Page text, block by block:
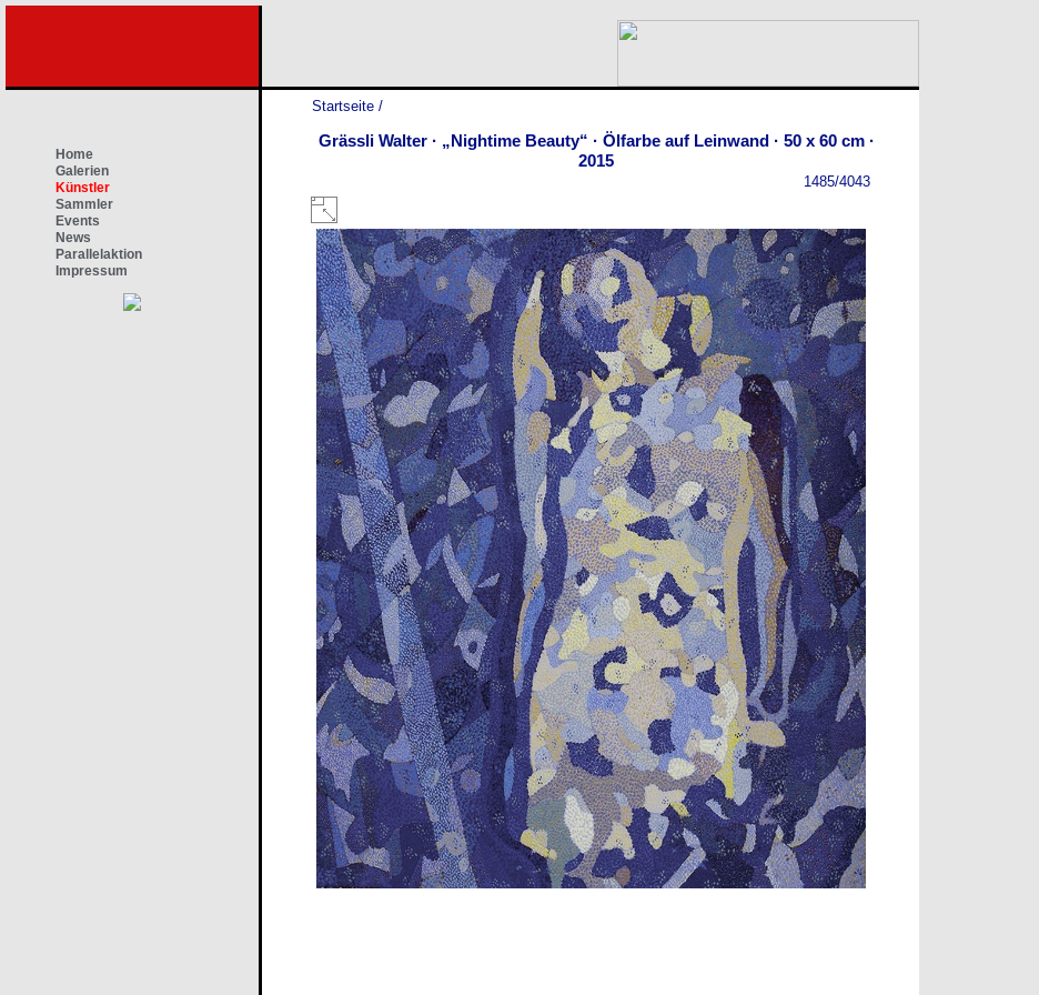
Home
Galerien
Künstler
Sammler
Events
News
Parallelaktion
Impressum
Startseite /
Grässli Walter · „Nightime Beauty“ · Ölfarbe auf Leinwand · 50 x 60 cm ·
2015
1485/4043